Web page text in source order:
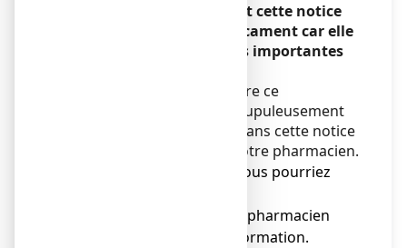
Veuillez lire attentivement cette notice
avant de prendre ce médicament car elle
contient des informations importantes
Vous devez toujours prendre ce
médicament en suivant scrupuleusement
les informations fournies dans cette notice
ou par votre médecin ou votre pharmacien.
● Gardez cette notice. Vous pourriez
● Adressez-vous à votre pharmacien
pour tout conseil ou information.